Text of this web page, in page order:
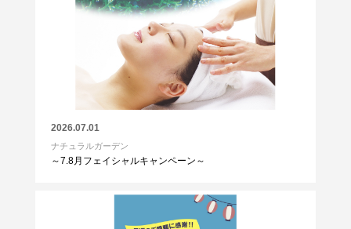
2026.07.01
ナチュラルガーデン
～7.8月フェイシャルキャンペーン～